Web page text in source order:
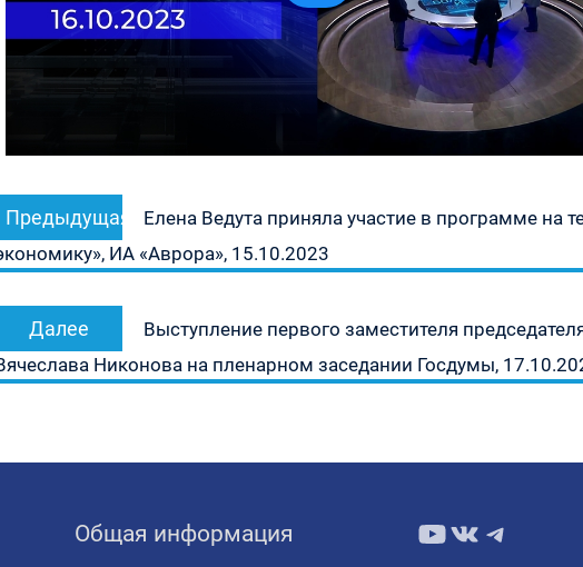
по
Предыдущая
запись:
Елена Ведута приняла участие в программе на
ИА «Аврора», 15.10.2023
Далее
запись:
Выступление первого заместителя
Никонова на пленарном заседании Госдумы,
Общая информация YouTube